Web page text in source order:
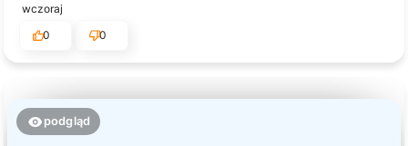
wczoraj
0
0
podgląd